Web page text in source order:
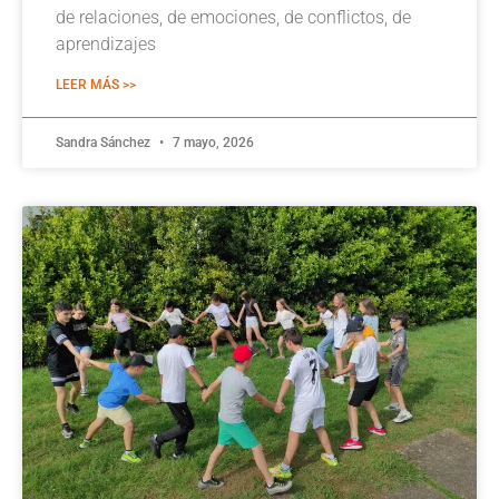
de relaciones, de emociones, de conflictos, de
aprendizajes
LEER MÁS >>
Sandra Sánchez 7 mayo, 2026